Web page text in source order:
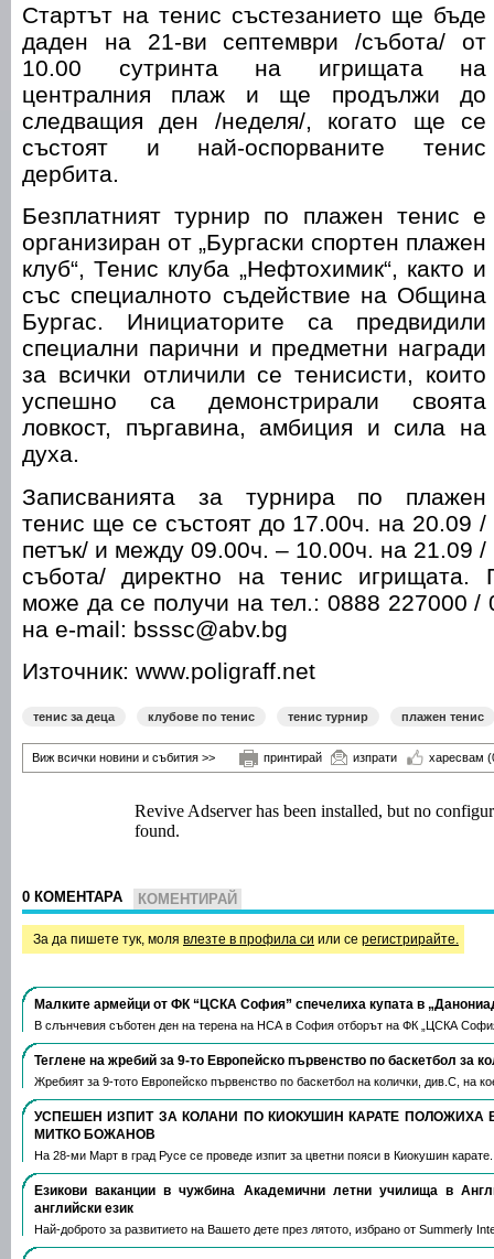
Стартът на тенис състезанието ще бъде
даден на 21-ви септември /събота/ от
10.00 сутринта на игрищата на
централния плаж и ще продължи до
следващия ден /неделя/, когато ще се
състоят и най-оспорваните тенис
дербита.
Безплатният турнир по плажен тенис е
организиран от „Бургаски спортен плажен
клуб“, Тенис клуба „Нефтохимик“, както и
със специалното съдействие на Община
Бургас. Инициаторите са предвидили
специални парични и предметни награди
за всички отличили се тенисисти, които
успешно са демонстрирали своята
ловкост, пъргавина, амбиция и сила на
духа.
Записванията за турнира по плажен
тенис ще се състоят до 17.00ч. на 20.09 /
петък/ и между 09.00ч. – 10.00ч. на 21.09 /
събота/ директно на тенис игрищата.
може да се получи на тел.: 0888 227000 /
на e-mail: bsssc@abv.bg
Източник: www.poligraff.net
тенис за деца клубове по тенис тенис турнир плажен тенис
Виж всички новини и събития >> принтирай изпрати харесвам
0 КОМЕНТАРА КОМЕНТИРАЙ
За да пишете тук, моля влезте в профила си или се регистрирайте.
Малките армейци от ФК “ЦСКА София” спечелиха купата в
В слънчевия съботен ден на терена на НСА в София отборът на ФК „ЦСКА
Теглене на жребий за 9-то Европейско първенство по баскетбол за
Жребият за 9-тото Европейско първенство по баскетбол на колички, див.С, на
УСПЕШЕН ИЗПИТ ЗА КОЛАНИ ПО КИОКУШИН КАРАТЕ ПОЛОЖИХА
МИТКО БОЖАНОВ
На 28-ми Март в град Русе се проведе изпит за цветни пояси в Киокушин
Езикови ваканции​ в чужбина Академични летни училища в
английски език
Най-доброто за развитието на Вашето дете през лятото, избрано от Summerly